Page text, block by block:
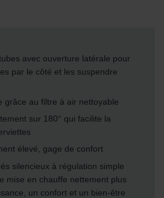
avec ouverture latérale pour
par le côté et les suspendre
grâce au filtre à air nettoyable
sur 180° qui facilite la
élevé, gage de confort
silencieux à régulation simple
mise en chauffe nettement plus
un confort et un bien-être